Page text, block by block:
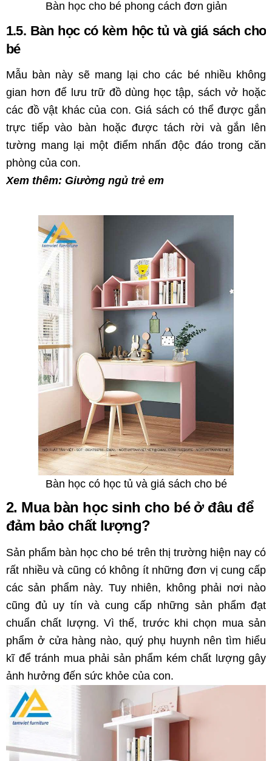
Bàn học cho bé phong cách đơn giản
1.5. Bàn học có kèm hộc tủ và giá sách cho
bé
Mẫu bàn này sẽ mang lại cho các bé nhiều không
gian hơn để lưu trữ đồ dùng học tập, sách vở hoặc
các đồ vật khác của con. Giá sách có thể được gắn
trực tiếp vào bàn hoặc được tách rời và gắn lên
tường mang lại một điểm nhấn độc đáo trong căn
phòng của con.
Xem thêm: Giường ngủ trẻ em
Bàn học có học tủ và giá sách cho bé
2. Mua bàn học sinh cho bé ở đâu để
đảm bảo chất lượng?
Sản phẩm bàn học cho bé trên thị trường hiện nay có
rất nhiều và cũng có không ít những đơn vị cung cấp
các sản phẩm này. Tuy nhiên, không phải nơi nào
cũng đủ uy tín và cung cấp những sản phẩm đạt
chuẩn chất lượng. Vì thế, trước khi chọn mua sản
phẩm ở cửa hàng nào, quý phụ huynh nên tìm hiểu
kĩ để tránh mua phải sản phẩm kém chất lượng gây
ảnh hưởng đến sức khỏe của con.